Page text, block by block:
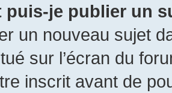
puis-je publier un
un nouveau sujet
sur l’écran du
inscrit avant de